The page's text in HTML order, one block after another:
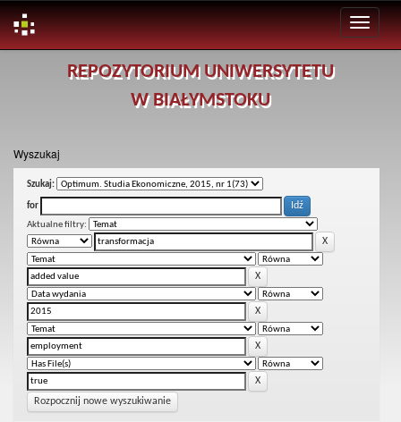
REPOZYTORIUM UNIWERSYTETU
W BIAŁYMSTOKU
Wyszukaj
Szukaj:
for
Aktualne filtry:
Rozpocznij nowe wyszukiwanie